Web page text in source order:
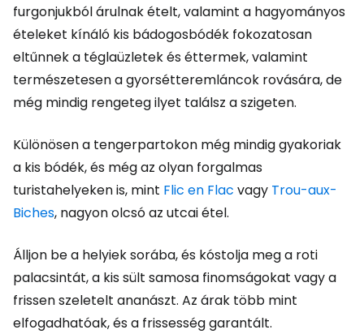
furgonjukból árulnak ételt, valamint a hagyományos
ételeket kínáló kis bádogosbódék fokozatosan
eltűnnek a téglaüzletek és éttermek, valamint
természetesen a gyorsétteremláncok rovására, de
még mindig rengeteg ilyet találsz a szigeten.
Különösen a tengerpartokon még mindig gyakoriak
a kis bódék, és még az olyan forgalmas
turistahelyeken is, mint Flic en Flac vagy Trou-aux-
Biches, nagyon olcsó az utcai étel.
Álljon be a helyiek sorába, és kóstolja meg a roti
palacsintát, a kis sült samosa finomságokat vagy a
frissen szeletelt ananászt. Az árak több mint
elfogadhatóak, és a frissesség garantált.